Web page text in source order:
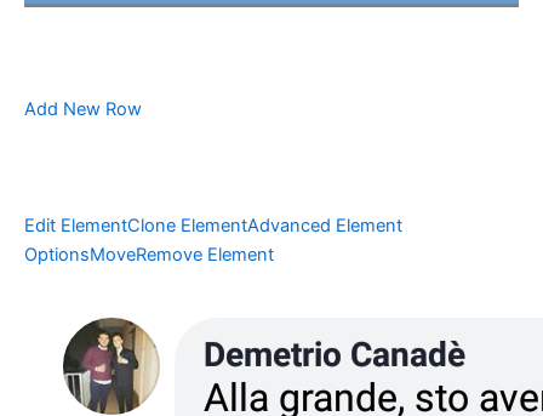
Add New Row
Edit ElementClone ElementAdvanced Element
OptionsMoveRemove Element